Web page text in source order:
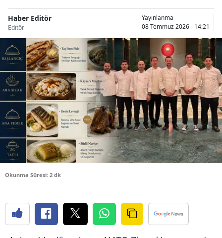
Bingöl
Bolu
Burdur
Bursa
Çanakkale
Çankırı
Çorum
Diyarbakır
Edirne
Haber Editör
Editör
Yayınlanma
08 Temmuz 2026 - 14:21
Okunma Süresi: 2 dk